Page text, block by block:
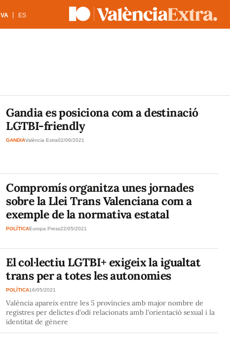
VA ES
Gandia es posiciona com a destinació
LGTBI-friendly
GANDIAValència Extra02/06/2021
Compromís organitza unes jornades
sobre la Llei Trans Valenciana com a
exemple de la normativa estatal
POLÍTICAEuropa Press22/05/2021
El col·lectiu LGTBI+ exigeix la igualtat
trans per a totes les autonomies
POLÍTICA16/05/2021
València apareix entre les 5 províncies amb major nombre de
registres per delictes d'odi relacionats amb l'orientació sexual i la
identitat de gènere